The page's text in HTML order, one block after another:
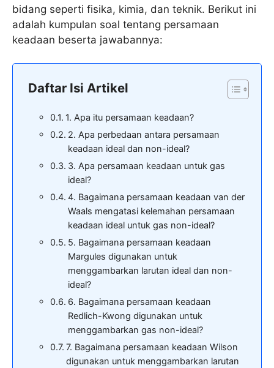
bidang seperti fisika, kimia, dan teknik. Berikut ini
adalah kumpulan soal tentang persamaan
keadaan beserta jawabannya:
Daftar Isi Artikel
1. Apa itu persamaan keadaan?
2. Apa perbedaan antara persamaan
keadaan ideal dan non-ideal?
3. Apa persamaan keadaan untuk gas
ideal?
4. Bagaimana persamaan keadaan van der
Waals mengatasi kelemahan persamaan
keadaan ideal untuk gas non-ideal?
5. Bagaimana persamaan keadaan
Margules digunakan untuk
menggambarkan larutan ideal dan non-
ideal?
6. Bagaimana persamaan keadaan
Redlich-Kwong digunakan untuk
menggambarkan gas non-ideal?
7. Bagaimana persamaan keadaan Wilson
digunakan untuk menggambarkan larutan